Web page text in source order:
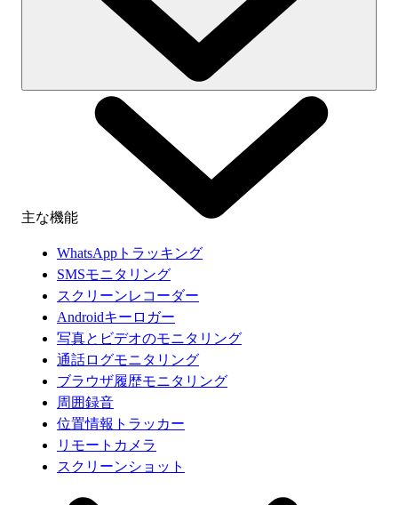
主な機能
WhatsAppトラッキング
SMSモニタリング
スクリーンレコーダー
Androidキーロガー
写真とビデオのモニタリング
通話ログモニタリング
ブラウザ履歴モニタリング
周囲録音
位置情報トラッカー
リモートカメラ
スクリーンショット